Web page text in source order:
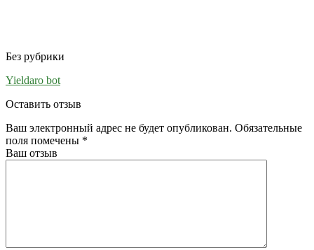
Без рубрики
Yieldaro bot
Оставить отзыв
Ваш электронный адрес не будет опубликован. Обязательные
поля помечены *
Ваш отзыв